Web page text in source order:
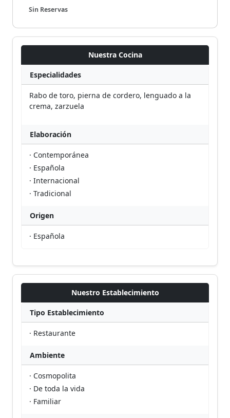
Sin Reservas
Nuestra Cocina
Especialidades
Rabo de toro, pierna de cordero, lenguado a la
crema, zarzuela
Elaboración
· Contemporánea
· Española
· Internacional
· Tradicional
Origen
· Española
Nuestro Establecimiento
Tipo Establecimiento
· Restaurante
Ambiente
· Cosmopolita
· De toda la vida
· Familiar